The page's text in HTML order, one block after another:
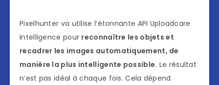
Pixelhunter va utilise l’étonnante API Uploadcare
Intelligence pour reconnaître les objets et
recadrer les images automatiquement, de
manière la plus intelligente possible. Le résultat
n’est pas idéal à chaque fois. Cela dépend